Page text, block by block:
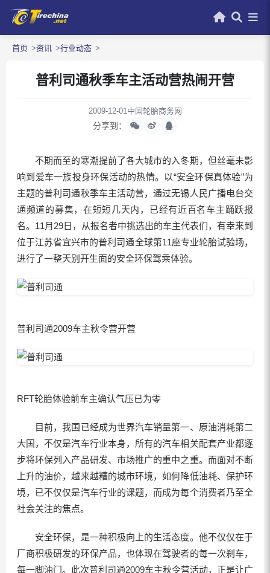
首页 资讯 行业动态
普利司通秋季车主活动营热闹开营
2009-12-01中国轮胎商务网
分享到：
不期而至的寒潮提前了各大城市的入冬期，但丝毫未影
响到爱车一族投身环保活动的热情。以“安全环保真体验”为
主题的普利司通秋季车主活动营，通过无锡人民广播电台交
通频道的募集，在短短几天内，已经有近百名车主踊跃报
名。11月29日，从报名者中挑选出的车主代表们，有幸来到
位于江苏省宜兴市的普利司通全球第11座专业轮胎试验场，
进行了一整天别开生面的安全环保驾乘体验。
普利司通2009车主秋令营开营
RFT轮胎体验前车主确认气压已为零
目前，我国已经成为世界汽车销量第一、原油消耗第二
大国，不仅是汽车行业本身，所有的汽车相关配套产业都逐
步将环保列入产品研发、市场推广的重中之重。而面对不断
上升的油价，越来越糟的城市环境，如何降低油耗、保护环
境，已不仅仅是汽车行业的课题，而成为每个消费者乃至全
社会关注的焦点。
安全环保，是一种积极向上的生活态度。他不仅仅在于
厂商积极研发的环保产品，也体现在驾驶者的每一次刹车，
每一脚油门。此次普利司通2009车主秋令营活动，正是让广